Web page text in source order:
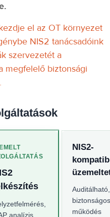
el az OT környezet
NIS2 tanácsadóink
szervezetét a
megfelelő biztonsági
analízis,
NIS2-
Auditálható,
működés